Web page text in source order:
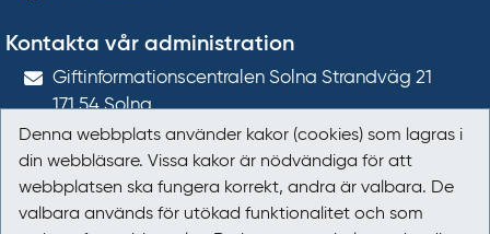
Denna webbplats använder kakor (cookies) som lagras i
din webbläsare. Vissa kakor är nödvändiga för att
webbplatsen ska fungera korrekt, andra är valbara. De
valbara används för utökad funktionalitet och som
Kontakta vår administration
Gift­informations­centralen Solna Strandväg 21
171 54 Solna
giftinformation@gic.se
Följ oss